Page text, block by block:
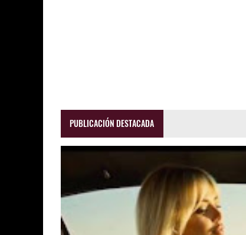
PUBLICACIÓN DESTACADA